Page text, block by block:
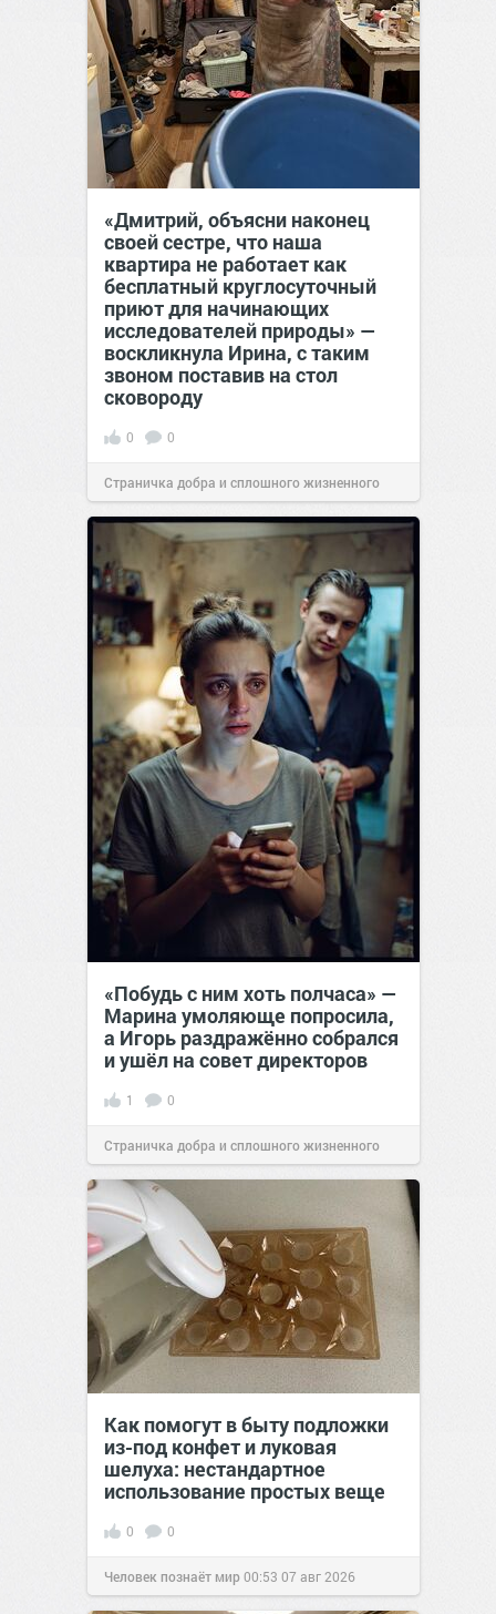
«Дмитрий, объясни наконец
своей сестре, что наша
квартира не работает как
бесплатный круглосуточный
приют для начинающих
исследователей природы» —
воскликнула Ирина, с таким
звоном поставив на стол
сковороду
0 0
Страничка добра и сплошного жизненного
позитива!00:2807 авг 2026
«Побудь с ним хоть полчаса» —
Марина умоляюще попросила,
а Игорь раздражённо собрался
и ушёл на совет директоров
1 0
Страничка добра и сплошного жизненного
позитива!19:38Вчера
Как помогут в быту подложки
из-под конфет и луковая
шелуха: нестандартное
использование простых веще
0 0
Человек познаёт мир00:53 07 авг 2026